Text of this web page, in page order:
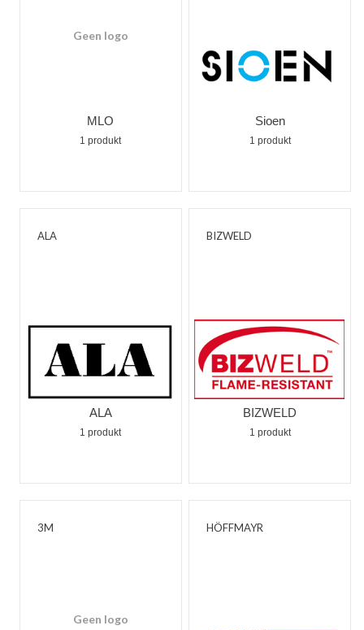
Geen logo
MLO
1 produkt
Sioen
1 produkt
ALA
ALA
1 produkt
BIZWELD
BIZWELD
1 produkt
3M
Geen logo
HÖFFMAYR